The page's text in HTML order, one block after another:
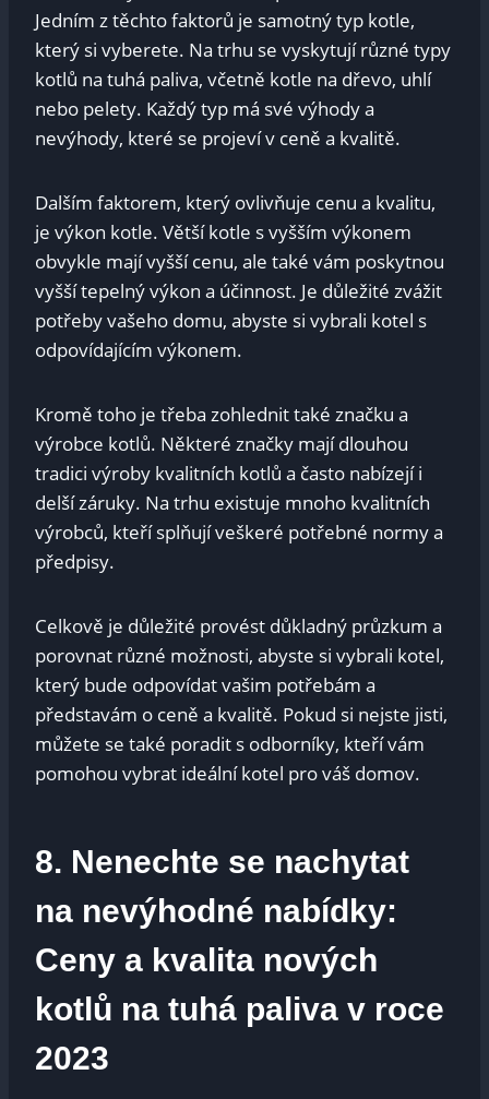
Jedním z těchto⁣ faktorů je samotný typ kotle,
který si vyberete. Na trhu ‍se‍ vyskytují různé typy
kotlů na tuhá paliva, včetně kotle na⁣ dřevo, uhlí
nebo pelety. ​Každý⁢ typ ⁢má své výhody a
nevýhody, které se projeví v ceně a kvalitě.
Dalším faktorem,⁤ který ovlivňuje cenu ⁤a‌ kvalitu,
je výkon kotle. Větší⁢ kotle s vyšším výkonem
obvykle ​mají vyšší cenu, ale také vám poskytnou
vyšší tepelný výkon ‍a účinnost. Je důležité ‌zvážit
potřeby vašeho domu,⁣ abyste si vybrali kotel s
odpovídajícím ‌výkonem.
Kromě toho je třeba zohlednit také značku a
výrobce kotlů. Některé značky mají​ dlouhou
tradici výroby ‍kvalitních ​kotlů a často nabízejí⁣ i
delší záruky. Na⁣ trhu existuje‌ mnoho kvalitních
⁣výrobců, kteří splňují veškeré ⁢potřebné ⁢normy a
‍předpisy.
Celkově je důležité provést důkladný průzkum ​a​
porovnat různé ⁣možnosti,‌ abyste si vybrali kotel,
který bude​ odpovídat vašim‌ potřebám a
představám⁢ o ceně a kvalitě. Pokud ​si nejste jisti,
můžete se také poradit‍ s odborníky, kteří vám
pomohou vybrat ideální kotel pro váš ⁢domov.
8. Nenechte ⁢se⁤ nachytat
na nevýhodné nabídky:
Ceny a kvalita nových
kotlů na tuhá⁤ paliva‌ v ⁢roce‌
2023